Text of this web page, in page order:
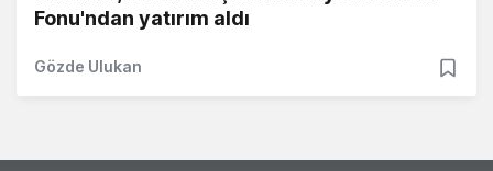
Fonu'ndan yatırım aldı
Gözde Ulukan